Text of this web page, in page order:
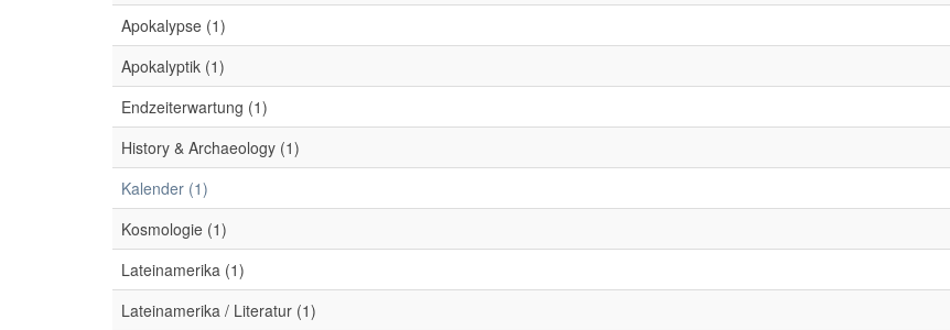
Apokalypse (1)
Apokalyptik (1)
Endzeiterwartung (1)
History & Archaeology (1)
Kalender (1)
Kosmologie (1)
Lateinamerika (1)
Lateinamerika / Literatur (1)